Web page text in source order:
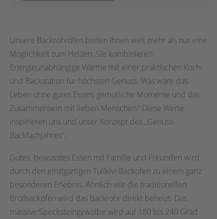
Unsere Backrohröfen bieten Ihnen weit mehr als nur eine
Möglichkeit zum Heizen. Sie kombinieren
Energieunabhängige Wärme mit einer praktischen Koch-
und Backstation für höchsten Genuss. Was wäre das
Leben ohne gutes Essen, gemütliche Momente und das
Zusammensein mit lieben Menschen? Diese Werte
inspirieren uns und unser Konzept des „Genuss-
Backfachjahres“.
Gutes, bewusstes Essen mit Familie und Freunden wird
durch den einzigartigen Tulikivi-Backofen zu einem ganz
besonderen Erlebnis. Ähnlich wie die traditionellen
Brotbacköfen wird das Backrohr direkt beheizt. Das
massive Specksteingewölbe wird auf 180 bis 240 Grad